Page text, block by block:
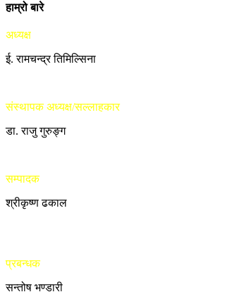
हाम्रो बारे
अध्यक्ष
ई. रामचन्द्र तिमिल्सिना
संस्थापक अध्यक्ष/सल्लाहकार
डा. राजु गुरुङ्ग
सम्पादक
श्रीकृष्ण ढकाल
प्रबन्धक
सन्तोष भण्डारी